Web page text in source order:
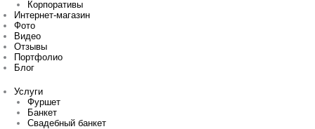
Корпоративы
Интернет-магазин
Фото
Видео
Отзывы
Портфолио
Блог
Услуги
Фуршет
Банкет
Свадебный банкет